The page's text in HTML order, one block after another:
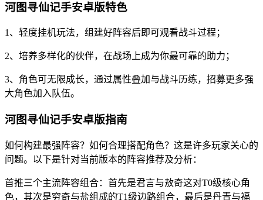
河图寻仙记手安卓版特色
1、轻度挂机玩法，组建好阵容后即可观看战斗过程；
2、培养多样化的伙伴，在战场上成为你最可靠的助力；
3、角色可无限成长，通过属性叠加与战斗历练，招募更多强
大角色加入队伍。
河图寻仙记手安卓版指南
如何构建最强阵容？如何合理搭配角色？这是许多玩家关心的
问题。以下是针对当前版本的阵容推荐及分析：
首推三个主流阵容组合：首先是君言与敖奇这对T0级核心角
色，其次是穷奇与盐组成的T1级边路组合，最后是丹青与福